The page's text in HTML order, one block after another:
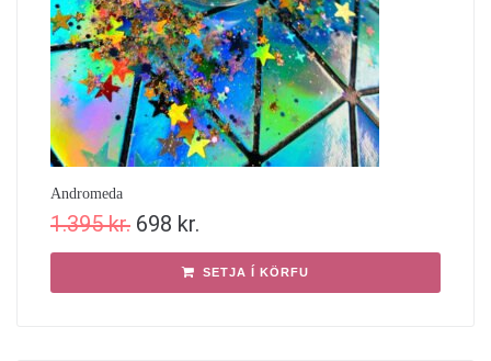
Andromeda
1.395kr. 698 kr.
SETJA Í KÖRFU